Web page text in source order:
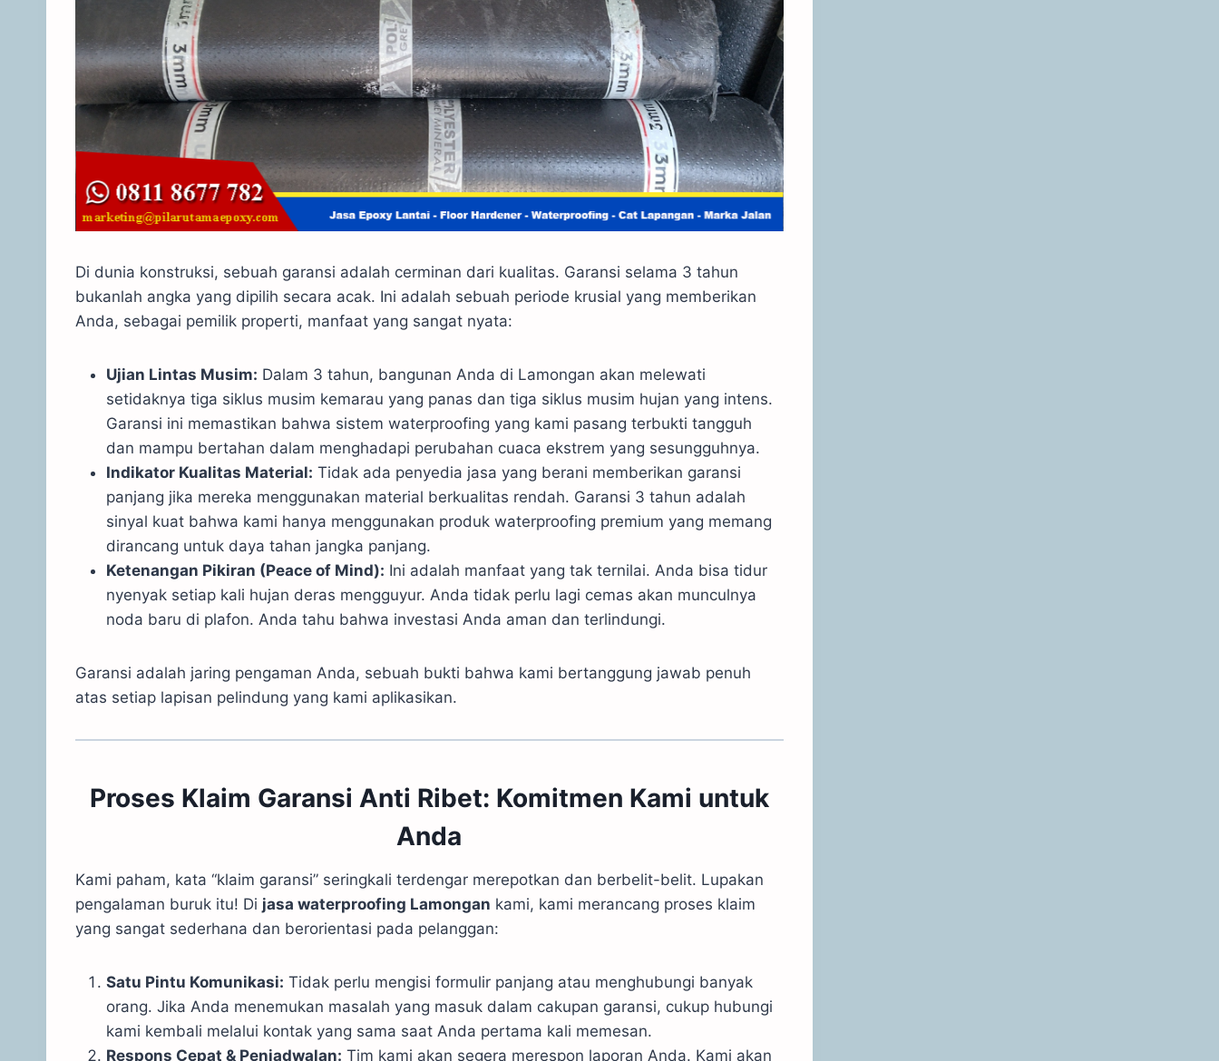
Di dunia konstruksi, sebuah garansi adalah cerminan dari kualitas. Garansi selama 3 tahun
bukanlah angka yang dipilih secara acak. Ini adalah sebuah periode krusial yang memberikan
Anda, sebagai pemilik properti, manfaat yang sangat nyata:
Ujian Lintas Musim: Dalam 3 tahun, bangunan Anda di Lamongan akan melewati
setidaknya tiga siklus musim kemarau yang panas dan tiga siklus musim hujan yang intens.
Garansi ini memastikan bahwa sistem waterproofing yang kami pasang terbukti tangguh
dan mampu bertahan dalam menghadapi perubahan cuaca ekstrem yang sesungguhnya.
Indikator Kualitas Material: Tidak ada penyedia jasa yang berani memberikan garansi
panjang jika mereka menggunakan material berkualitas rendah. Garansi 3 tahun adalah
sinyal kuat bahwa kami hanya menggunakan produk waterproofing premium yang memang
dirancang untuk daya tahan jangka panjang.
Ketenangan Pikiran (Peace of Mind): Ini adalah manfaat yang tak ternilai. Anda bisa tidur
nyenyak setiap kali hujan deras mengguyur. Anda tidak perlu lagi cemas akan munculnya
noda baru di plafon. Anda tahu bahwa investasi Anda aman dan terlindungi.
Garansi adalah jaring pengaman Anda, sebuah bukti bahwa kami bertanggung jawab penuh
atas setiap lapisan pelindung yang kami aplikasikan.
Proses Klaim Garansi Anti Ribet: Komitmen Kami untuk
Anda
Kami paham, kata “klaim garansi” seringkali terdengar merepotkan dan berbelit-belit. Lupakan
pengalaman buruk itu! Di jasa waterproofing Lamongan kami, kami merancang proses klaim
yang sangat sederhana dan berorientasi pada pelanggan:
Satu Pintu Komunikasi: Tidak perlu mengisi formulir panjang atau menghubungi banyak
orang. Jika Anda menemukan masalah yang masuk dalam cakupan garansi, cukup hubungi
kami kembali melalui kontak yang sama saat Anda pertama kali memesan.
Respons Cepat & Penjadwalan: Tim kami akan segera merespon laporan Anda. Kami akan